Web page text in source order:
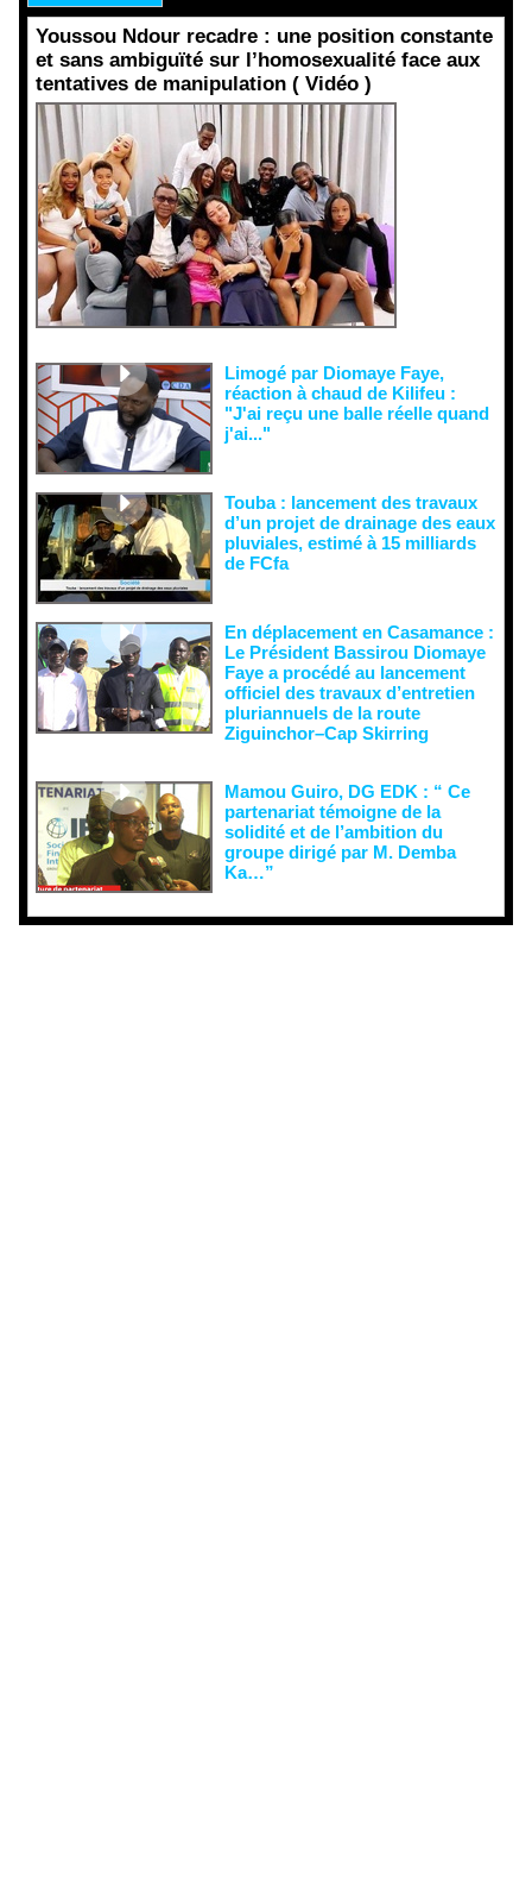
Youssou Ndour recadre : une position constante
et sans ambiguïté sur l’homosexualité face aux
tentatives de manipulation ( Vidéo )
Limogé par Diomaye Faye,
réaction à chaud de Kilifeu :
"J'ai reçu une balle réelle quand
j'ai..."
Touba : lancement des travaux
d’un projet de drainage des eaux
pluviales, estimé à 15 milliards
de FCfa ‎
En déplacement en Casamance :
Le Président Bassirou Diomaye
Faye a procédé au lancement
officiel des travaux d’entretien
pluriannuels de la route
Ziguinchor–Cap Skirring
Mamou Guiro, DG EDK : “ Ce
partenariat témoigne de la
solidité et de l’ambition du
groupe dirigé par M. Demba
Ka…”